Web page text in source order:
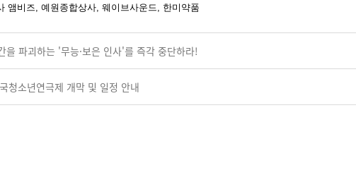
즈, 예원종합상사, 웨이브사운드, 한미약품
을 파괴하는 '무능·보은 인사'를 즉각 중단하라!
청소년연극제 개막 및 일정 안내